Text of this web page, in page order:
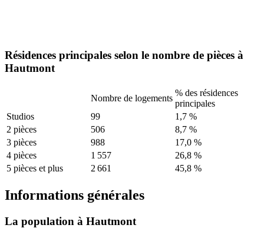
Résidences principales selon le nombre de pièces à
Hautmont
Nombre de logements
% des résidences
principales
Studios
99
1,7 %
2 pièces
506
8,7 %
3 pièces
988
17,0 %
4 pièces
1 557
26,8 %
5 pièces et plus
2 661 45,8 %
Informations générales
La population à Hautmont